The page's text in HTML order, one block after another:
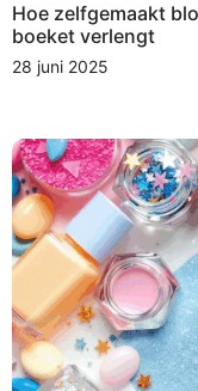
Hoe zelfgemaakt
boeket verlengt
28 juni 2025